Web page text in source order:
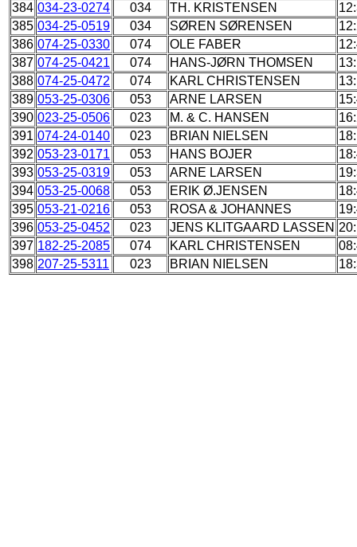
384 034-23-0274 034 TH. KRISTENSEN
385 034-25-0519 034 SØREN SØRENSEN
386 074-25-0330 074 OLE FABER
387 074-25-0421 074 HANS-JØRN THOMSEN
388 074-25-0472 074 KARL CHRISTENSEN
389 053-25-0306 053 ARNE LARSEN
390 023-25-0506 023 M. & C. HANSEN
391 074-24-0140 023 BRIAN NIELSEN
392 053-23-0171 053 HANS BOJER
393 053-25-0319 053 ARNE LARSEN
394 053-25-0068 053 ERIK Ø.JENSEN
395 053-21-0216 053 ROSA & JOHANNES
396 053-25-0452 023 JENS KLITGAARD LASSEN
397 182-25-2085 074 KARL CHRISTENSEN
398 207-25-5311 023 BRIAN NIELSEN